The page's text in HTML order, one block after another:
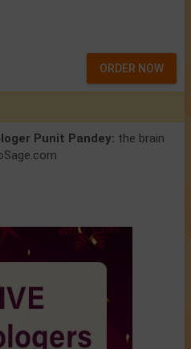
ORDER NOW
Punit Pandey: the brain